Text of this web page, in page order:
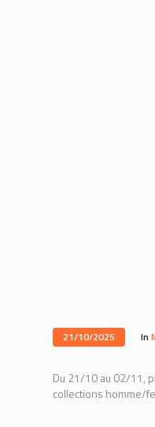
21/10/2025 In
Du 21/10 au 02/11,
collections homme/